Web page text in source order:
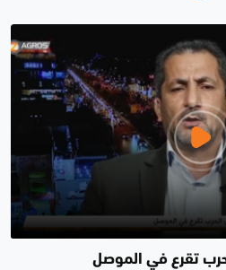
تقرع في الموصل